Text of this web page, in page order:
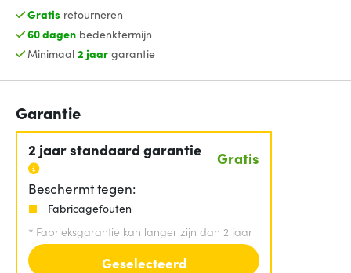
Gratis retourneren
60 dagenbedenktermijn
Minimaal 2 jaargarantie
Garantie
2 jaar standaard garantie Gratis
Beschermt tegen:
Fabricagefouten
* Fabrieksgarantie kan langer zijn dan 2 jaar
Geselecteerd